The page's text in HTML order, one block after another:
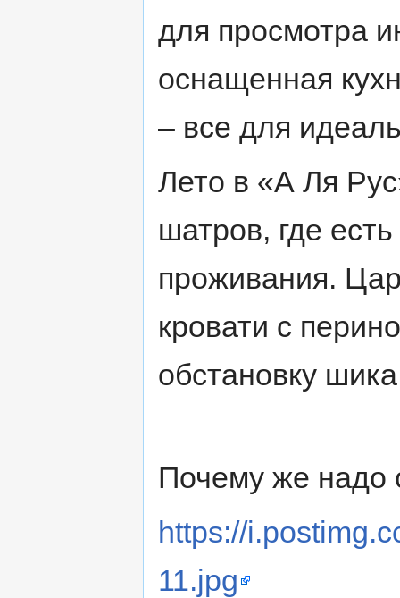
для просмотра
оснащенная
– все для
Лето в «А Ля
шатров, где
проживания.
кровати с
обстановку
Почему же надо
https://
11.jpg